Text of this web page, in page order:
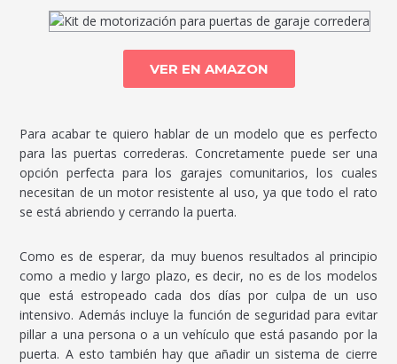
VER EN AMAZON
Para acabar te quiero hablar de un modelo que es perfecto
para las puertas correderas. Concretamente puede ser una
opción perfecta para los garajes comunitarios, los cuales
necesitan de un motor resistente al uso, ya que todo el rato
se está abriendo y cerrando la puerta.
Como es de esperar, da muy buenos resultados al principio
como a medio y largo plazo, es decir, no es de los modelos
que está estropeado cada dos días por culpa de un uso
intensivo. Además incluye la función de seguridad para evitar
pillar a una persona o a un vehículo que está pasando por la
puerta. A esto también hay que añadir un sistema de cierre